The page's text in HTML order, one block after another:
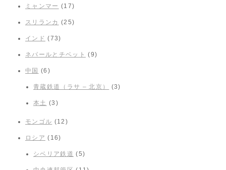
ミャンマー (17)
スリランカ (25)
インド (73)
ネパールとチベット (9)
中国 (6)
青蔵鉄道（ラサ – 北京） (3)
本土 (3)
モンゴル (12)
ロシア (16)
シベリア鉄道 (5)